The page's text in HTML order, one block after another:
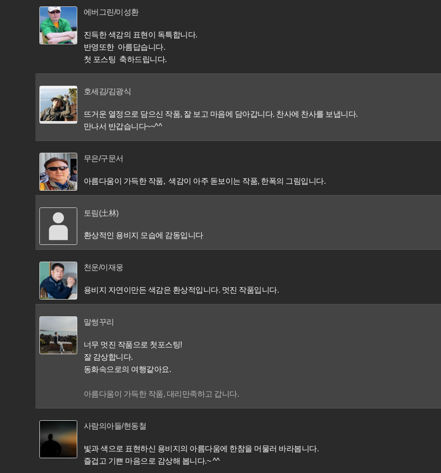
에버그린/이성환
진득한 색감의 표현이 독특합니다.
반영또한 아름답습니다.
첫 포스팅 축하드립니다.
호세김/김광식
뜨거운 열정으로 담으신 작품, 잘 보고 마음에 담아갑니다. 찬사에 찬사를 보냅니다.
만나서 반갑습니다~~^^
무은/구문서
아름다움이 가득한 작품, 색감이 아주 돋보이는 작품, 한폭의 그림입니다.
토림(土林)
환상적인 용비지 모습에 감동입니다
천운/이재웅
용비지 자연이만든 색감은 환상적입니다. 멋진 작품입니다.
말썽꾸리
너무 멋진 작품으로 첫포스팅!
잘 감상합니다.
동화속으로의 여행같아요.
아름다움이 가득한 작품, 대리만족하고 갑니다.
사람의아들/현동철
빛과 색으로 표현하신 용비지의 아름다움에 한참을 머물러 바라봅니다.
즐겁고 기쁜 마음으로 감상해 봅니다.~ ^^